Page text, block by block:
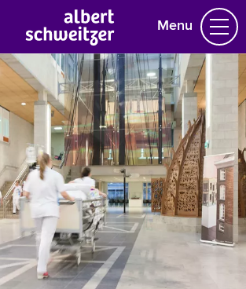
Menu
Homepage
Praktische informatie
Specialismen
Werken en leren
Medewerkers
Contact
MijnASz